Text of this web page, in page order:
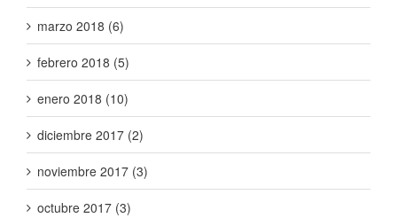
marzo 2018 (6)
febrero 2018 (5)
enero 2018 (10)
diciembre 2017 (2)
noviembre 2017 (3)
octubre 2017 (3)